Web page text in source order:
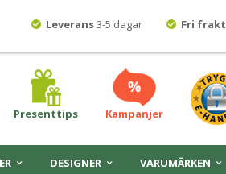
Leverans3-5 dagar Fri frakt
Presenttips Kampanjer
DESIGNER VARUMÄRKEN